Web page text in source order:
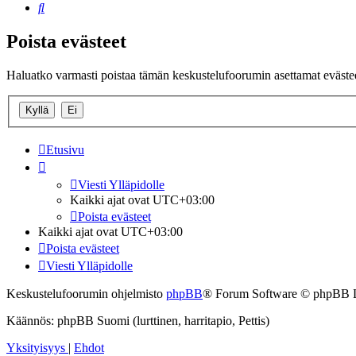
Etsi
Poista evästeet
Haluatko varmasti poistaa tämän keskustelufoorumin asettamat
Etusivu
Viesti Ylläpidolle
Kaikki ajat ovat UTC+03:00
Poista evästeet
Kaikki ajat ovat UTC+03:00
Poista evästeet
Viesti Ylläpidolle
Keskustelufoorumin ohjelmisto phpBB® Forum Software © phpBB
Käännös: phpBB Suomi (lurttinen, harritapio, Pettis)
Yksityisyys | Ehdot